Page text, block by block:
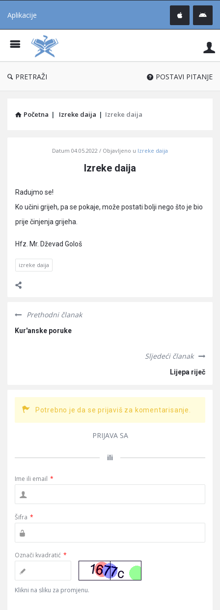
Aplikacije
®
PRETRAŽI POSTAVI PITANJE
Početna | Izreke daija | Izreke daija
Latest
Articles
Datum 04.05.2022 Objavljeno u Izreke daija
Izreke daija
Radujmo se!
Ko učini grijeh, pa se pokaje, može postati bolji nego što je bio
prije činjenja grijeha.
Hfz. Mr. Dževad Gološ
izreke daija
Prethodni članak
Kur'anske poruke
Sljedeći članak
Lijepa riječ
Potrebno je da se prijaviš za komentarisanje.
PRIJAVA SA
ili
Ime ili email *
Šifra *
Označi kvadratić *
Klikni na sliku za promjenu.